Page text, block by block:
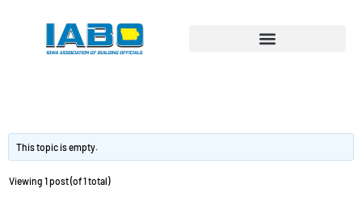
This topic is empty.
Viewing 1 post (of 1 total)